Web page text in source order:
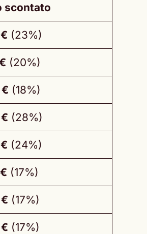
scontato
(23%)
(20%)
(18%)
(28%)
(24%)
(17%)
(17%)
(17%)